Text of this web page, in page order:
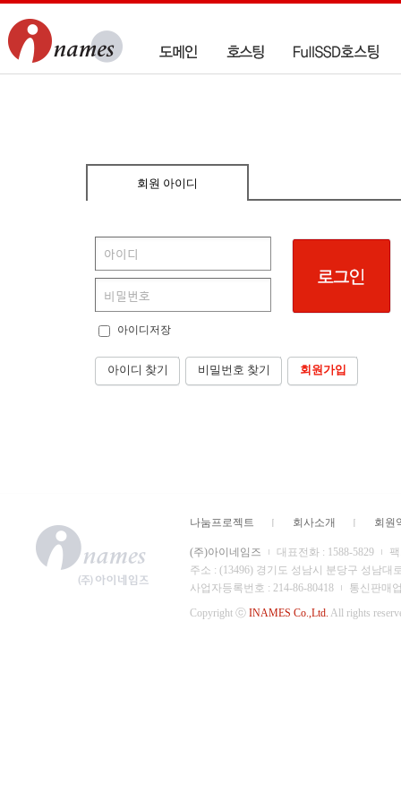
회원 아이디
아이디저장
아이디 찾기 비밀번호 찾기 회원가입
나눔프로젝트 회사소개 회원
(주)아이네임즈 대표전화 : 1588-5829
주소 : (13496) 경기도 성남시 분당구 성남대
사업자등록번호 : 214-86-80418
통신판매
Copyright ⓒ INAMES Co.,Ltd. All rights